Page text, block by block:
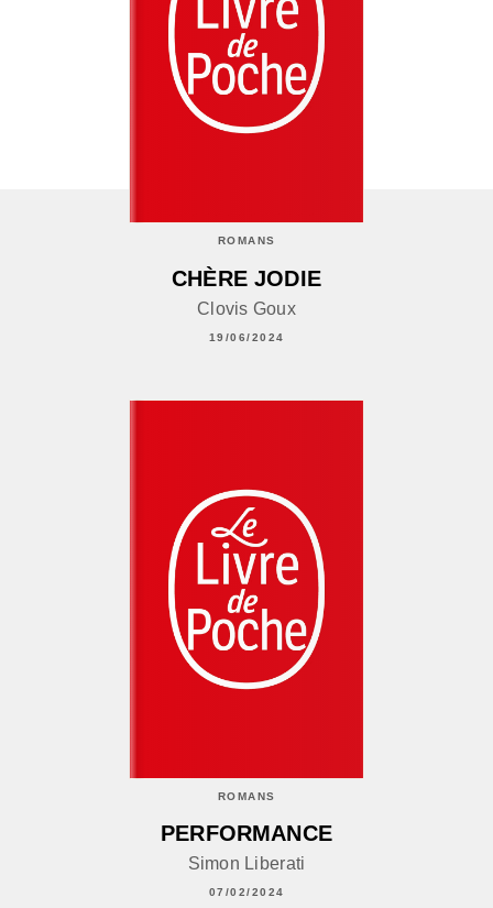
ROMANS
CHÈRE JODIE
Clovis Goux
19/06/2024
ROMANS
PERFORMANCE
Simon Liberati
07/02/2024